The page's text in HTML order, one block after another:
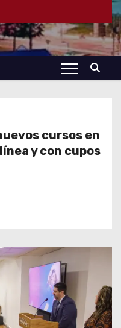
cursos en
y con cupos